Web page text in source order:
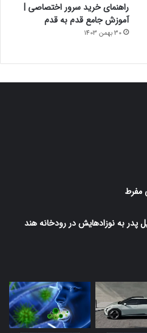
راهنمای خرید سرور اختصاصی |
آموزش جامع قدم به قدم
30 بهمن 1403
مفرط
پدر به نوزادهایش در رودخانه هند